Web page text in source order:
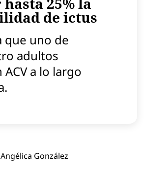
de ictus
que uno de
adultos
a lo largo
González